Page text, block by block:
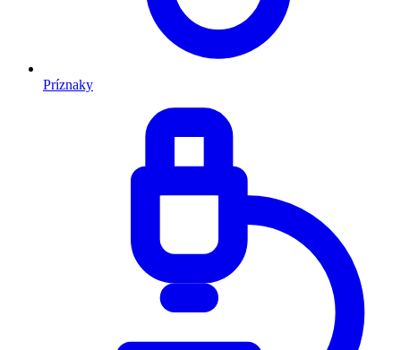
Príznaky